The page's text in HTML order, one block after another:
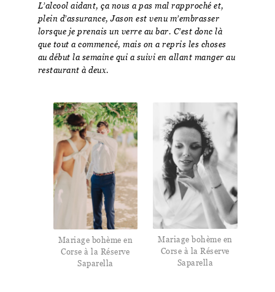
L’alcool aidant, ça nous a pas mal rapproché et,
plein d’assurance, Jason est venu m’embrasser
lorsque je prenais un verre au bar. C’est donc là
que tout a commencé, mais on a repris les choses
au début la semaine qui a suivi en allant manger au
restaurant à deux.
Mariage bohème en
Corse à la Réserve
Saparella
Mariage bohème en
Corse à la Réserve
Saparella